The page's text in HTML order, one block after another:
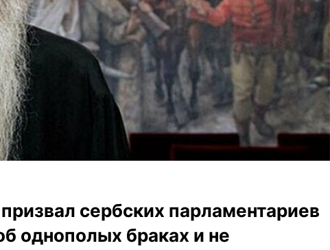
сербских парламентариев
однополых браках и не